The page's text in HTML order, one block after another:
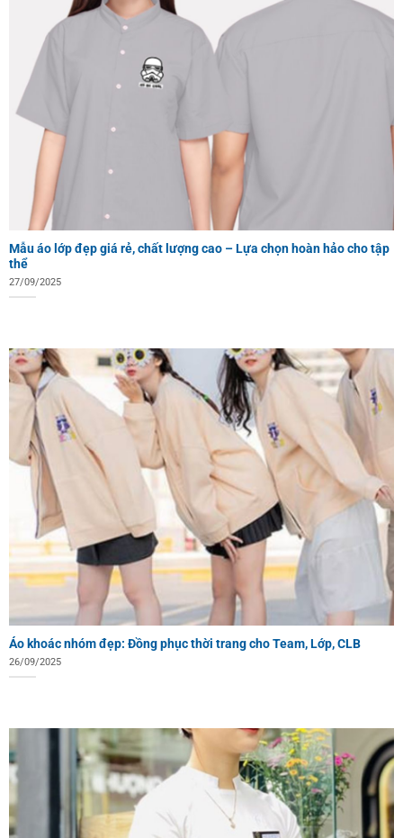
Mẫu áo lớp đẹp giá rẻ, chất lượng cao – Lựa chọn hoàn hảo cho tập
thể
27/09/2025
Áo khoác nhóm đẹp: Đồng phục thời trang cho Team, Lớp, CLB
26/09/2025